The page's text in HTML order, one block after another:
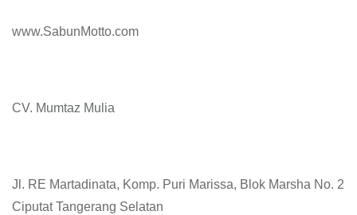
www.SabunMotto.com
CV. Mumtaz Mulia
Jl. RE Martadinata, Komp. Puri Marissa, Blok Marsha No. 2
Ciputat Tangerang Selatan